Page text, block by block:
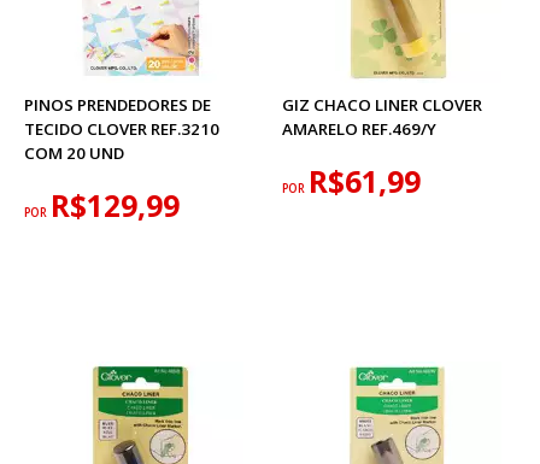
PINOS PRENDEDORES DE
TECIDO CLOVER REF.3210
COM 20 UND
POR R$129,99
GIZ CHACO LINER CLOVER
AMARELO REF.469/Y
POR R$61,99